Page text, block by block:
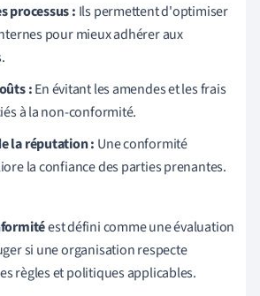
processus : Ils permettent d'optimiser
pour mieux adhérer aux
:En évitant les amendes et les frais
à la non-conformité.
la réputation : Une conformité
la confiance des parties prenantes.
est défini comme une évaluation
si une organisation respecte
règles et politiques applicables.